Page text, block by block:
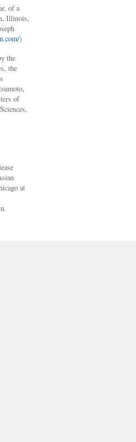
of a
Illinois,
)
the
the
of
at